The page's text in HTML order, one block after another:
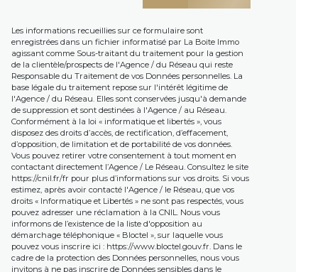
Les informations recueillies sur ce formulaire sont
enregistrées dans un fichier informatisé par La Boite Immo
agissant comme Sous-traitant du traitement pour la gestion
de la clientèle/prospects de l'Agence / du Réseau qui reste
Responsable du Traitement de vos Données personnelles. La
base légale du traitement repose sur l'intérêt légitime de
l'Agence / du Réseau. Elles sont conservées jusqu'à demande
de suppression et sont destinées à l'Agence / au Réseau.
Conformément à la loi « informatique et libertés », vous
disposez des droits d’accès, de rectification, d’effacement,
d’opposition, de limitation et de portabilité de vos données.
Vous pouvez retirer votre consentement à tout moment en
contactant directement l’Agence / Le Réseau. Consultez le site
https://cnil.fr/fr pour plus d’informations sur vos droits. Si vous
estimez, après avoir contacté l'Agence / le Réseau, que vos
droits « Informatique et Libertés » ne sont pas respectés, vous
pouvez adresser une réclamation à la CNIL. Nous vous
informons de l’existence de la liste d'opposition au
démarchage téléphonique « Bloctel », sur laquelle vous
pouvez vous inscrire ici : https://www.bloctel.gouv.fr. Dans le
cadre de la protection des Données personnelles, nous vous
invitons à ne pas inscrire de Données sensibles dans le